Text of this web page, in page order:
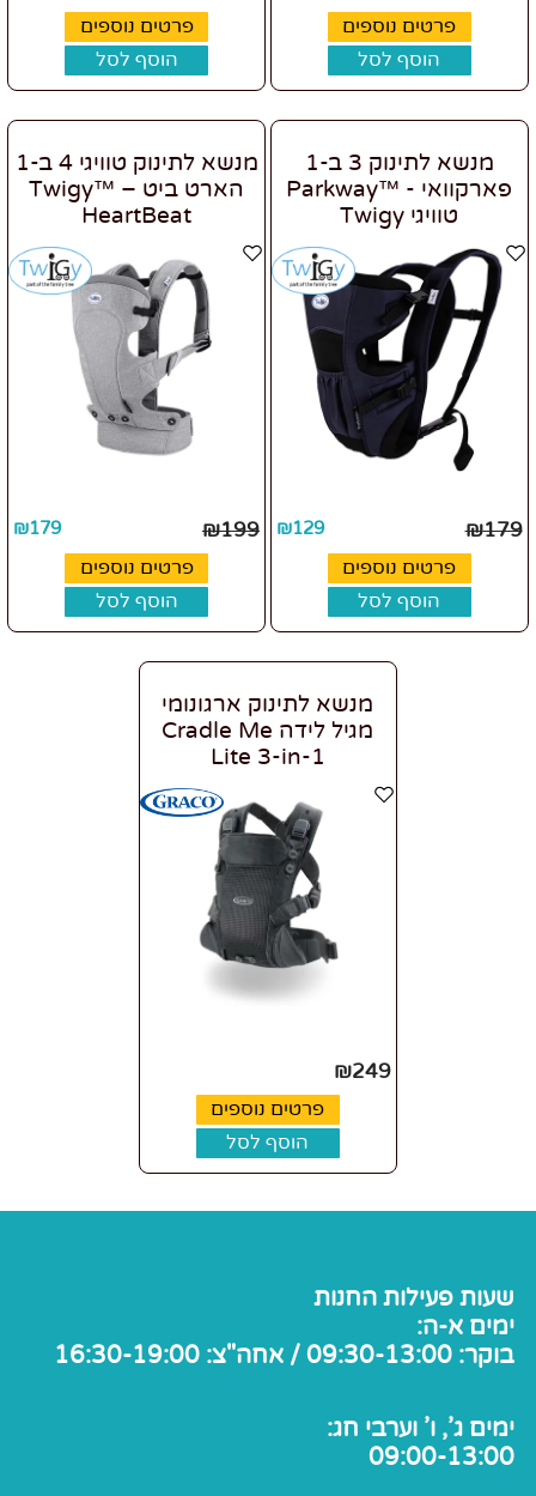
פרטים נוספים
הוסף לסל
פרטים נוספים
הוסף לסל
מנשא לתינוק 3 ב-1
פארקוואי - ™Parkway
טוויגי Twigy
₪179
₪129
פרטים נוספים
הוסף לסל
מנשא לתינוק טוויגי 4 ב-1
הארט ביט – ™Twigy
HeartBeat
₪199
₪179
פרטים נוספים
הוסף לסל
מנשא לתינוק ארגונומי
מגיל לידה Cradle Me
Lite 3-in-1
₪249
פרטים נוספים
הוסף לסל
שעות פעילות החנות
ימים א-ה:
בוקר: 09:30-13:00 / אחה"צ: 16:30-19:00
ימים ג', ו' וערבי חג:
09:00-13:00